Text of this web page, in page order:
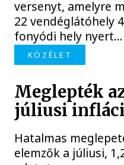
versenyt, amelyre
22 vendéglátóhely
fonyódi hely nyert...
KÖZÉLET
Meglepték
júliusi
Hatalmas
elemzők a júliusi,